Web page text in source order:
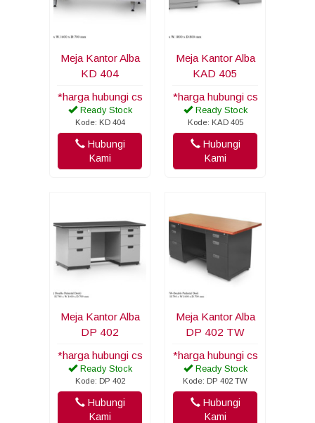
Meja Kantor Alba
KD 404
*harga hubungi cs
Ready Stock
Kode: KD 404
Hubungi
Kami
Meja Kantor Alba
KAD 405
*harga hubungi cs
Ready Stock
Kode: KAD 405
Hubungi
Kami
Meja Kantor Alba
DP 402
*harga hubungi cs
Ready Stock
Kode: DP 402
Hubungi
Kami
Meja Kantor Alba
DP 402 TW
*harga hubungi cs
Ready Stock
Kode: DP 402 TW
Hubungi
Kami